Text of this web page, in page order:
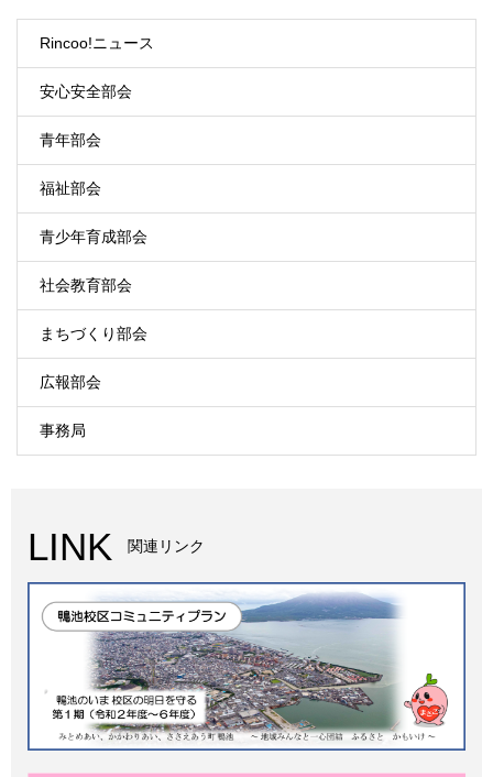
Rincoo!ニュース
安心安全部会
青年部会
福祉部会
青少年育成部会
社会教育部会
まちづくり部会
広報部会
事務局
LINK 関連リンク